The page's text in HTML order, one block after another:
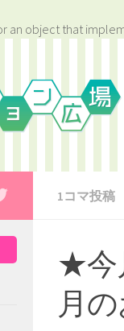
an object that
1コマ投稿
★今
月